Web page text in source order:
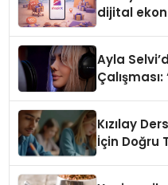
dijital
Ayla
Çalışması:
Kızılay
İçin Doğru